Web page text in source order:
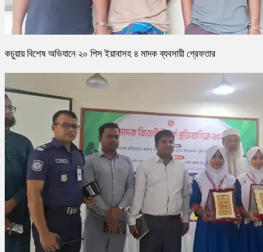
কচুয়ায় বিশেষ অভিযানে ২০ পিস ইয়াবাসহ ৪ মাদক ব্যবসায়ী গ্রেফতার